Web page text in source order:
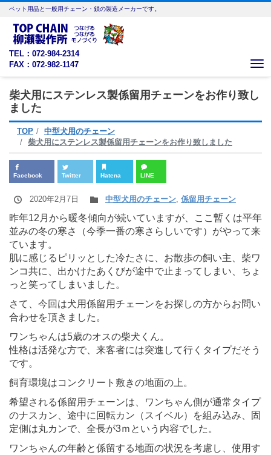
ペット用品と一般用チェーン・鎖の製造メーカーです。
TEL：072-984-2314
FAX：072-982-1147
柴犬用にステンレス製係留用チェーンをお作り致し
ました
TOP
中型犬用のチェーン
柴犬用にステンレス製係留用チェーンをお作り致しました
Facebook Twitter Hatena LINE
2020年2月7日 中型犬用のチェーン, 係留用チェーン
昨年12月から暖冬傾向が続いていますが、ここ暫くは平年
並みの冬の寒さ（今季一番の寒さらしいです）がやって来
ています。
肌に感じるピリッとした冷たさに、お散歩の飼い主、柴ワ
ンコ共に、出かけたあくびが途中で止まってしまい、ちょ
っと笑ってしまいました。
さて、今回は犬用係留用チェーンをお探しの方からお問い
合わせを頂きました。
ワンちゃんは5歳のオスの柴犬くん。
性格は活発な方で、来客者には突進して行くタイプだそう
です。
飼育環境はコンクリート敷きの地面の上。
希望される係留用チェーンは、ワンちゃん側が通常タイプ
のナスカン、途中に回転カン（スイベル）を組み込み、固
定側は丸カンで、全長が3ｍという内容でした。
ワンちゃんの年齢と係留する地面の状況を考慮し、使用す